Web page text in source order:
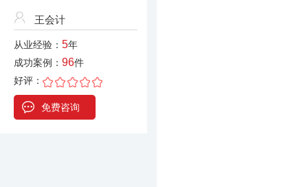
王会计
从业经验： 5年
成功案例： 96件
好评：
免费咨询